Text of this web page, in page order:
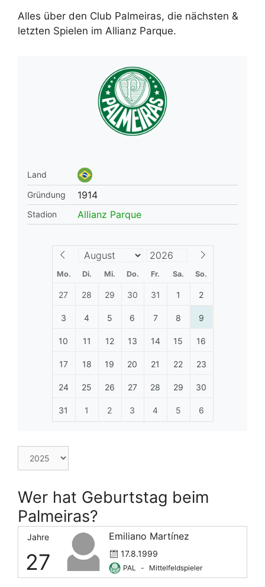
Alles über den Club Palmeiras, die nächsten &
letzten Spielen im Allianz Parque.
Land
Gründung
1914
Stadion Allianz Parque
Mo. Di. Mi. Do. Fr. Sa. So.
27 28 29 30 31 1 2
3 4 5 6 7 8 9
10 11 12 13 14 15 16
17 18 19 20 21 22 23
24 25 26 27 28 29 30
31 1 2 3 4 5 6
Wer hat Geburtstag beim
Palmeiras?
Jahre
27
Emiliano Martínez
17.8.1999
PAL - Mittelfeldspieler